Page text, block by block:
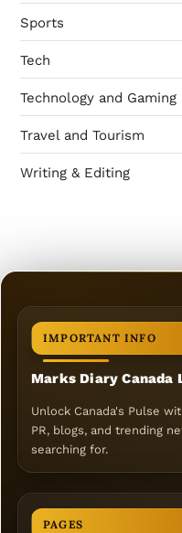
Sports
Tech
Technology and Gaming
Travel and Tourism
Writing & Editing
IMPORTANT INFO
Marks Diary Canada
Unlock Canada's Pulse
PR, blogs, and trending
searching for.
PAGES